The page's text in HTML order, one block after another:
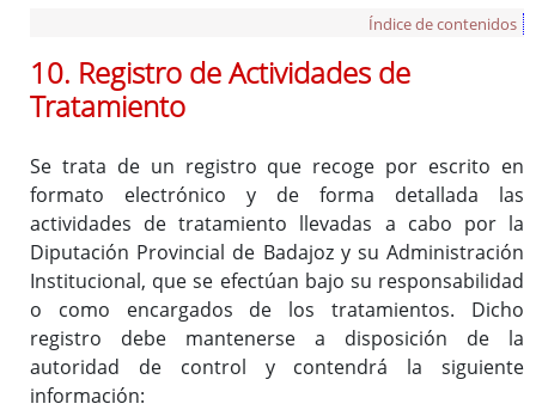
Índice de contenidos
10. Registro de Actividades de
Tratamiento
Se trata de un registro que recoge por escrito en
formato electrónico y de forma detallada las
actividades de tratamiento llevadas a cabo por la
Diputación Provincial de Badajoz y su Administración
Institucional, que se efectúan bajo su responsabilidad
o como encargados de los tratamientos. Dicho
registro debe mantenerse a disposición de la
autoridad de control y contendrá la siguiente
información: